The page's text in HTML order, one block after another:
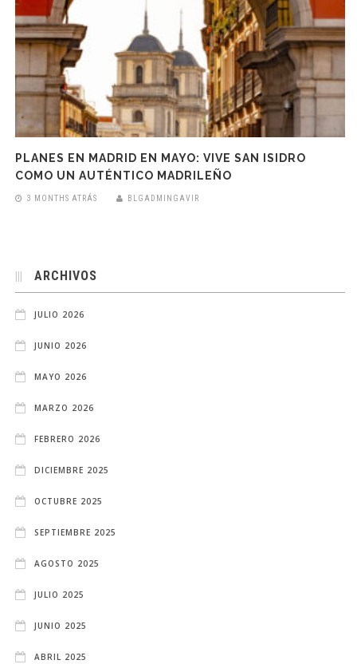
PLANES EN MADRID EN MAYO: VIVE SAN ISIDRO
COMO UN AUTÉNTICO MADRILEÑO
3 MONTHS ATRÁS BLGADMINGAVIR
ARCHIVOS
JULIO 2026
JUNIO 2026
MAYO 2026
MARZO 2026
FEBRERO 2026
DICIEMBRE 2025
OCTUBRE 2025
SEPTIEMBRE 2025
AGOSTO 2025
JULIO 2025
JUNIO 2025
ABRIL 2025